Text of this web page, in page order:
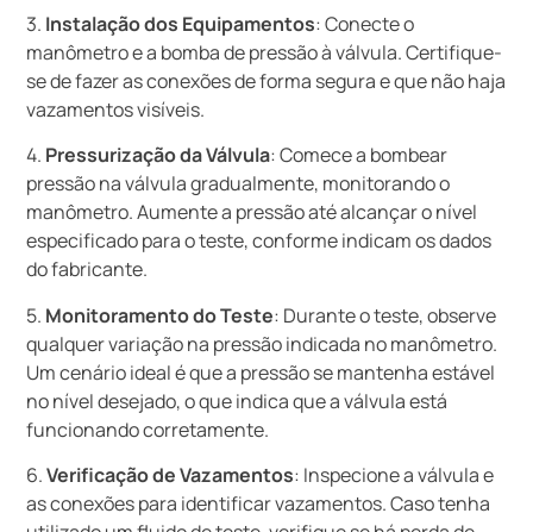
3. Instalação dos Equipamentos: Conecte o
manômetro e a bomba de pressão à válvula. Certifique-
se de fazer as conexões de forma segura e que não haja
vazamentos visíveis.
4. Pressurização da Válvula: Comece a bombear
pressão na válvula gradualmente, monitorando o
manômetro. Aumente a pressão até alcançar o nível
especificado para o teste, conforme indicam os dados
do fabricante.
5. Monitoramento do Teste: Durante o teste, observe
qualquer variação na pressão indicada no manômetro.
Um cenário ideal é que a pressão se mantenha estável
no nível desejado, o que indica que a válvula está
funcionando corretamente.
6.Verificação de Vazamentos: Inspecione a válvula e
as conexões para identificar vazamentos. Caso tenha